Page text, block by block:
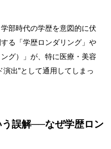
部時代の学歴を意図的に伏
る「学歴ロンダリング」や
グ）」が、特に医療・美容
演出”として通用してしまっ
う誤解──なぜ学歴ロン